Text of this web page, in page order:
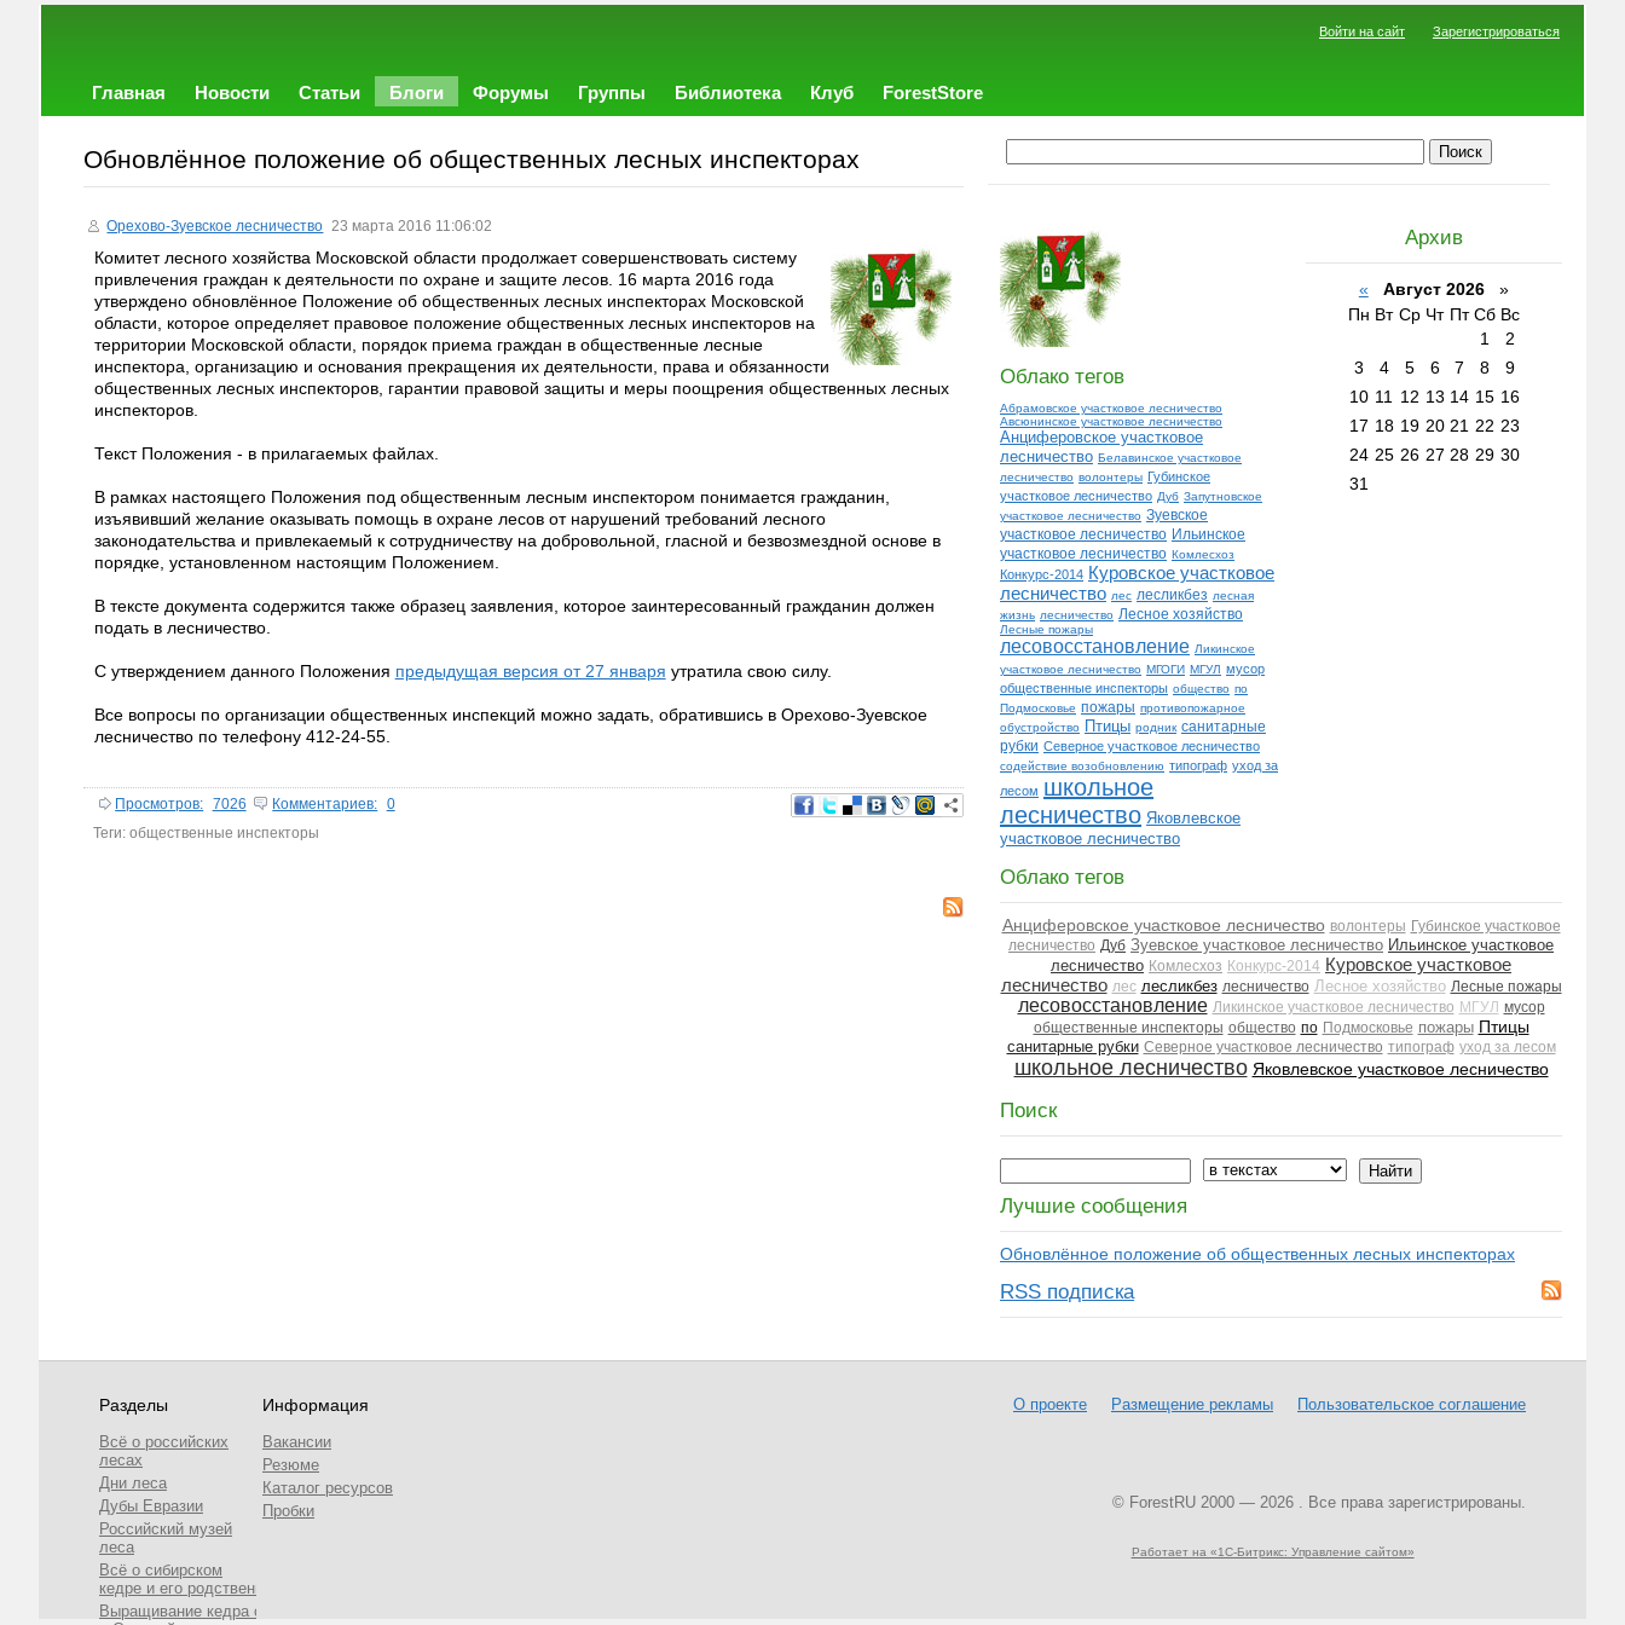
Войти на сайт Зарегистрироваться
Главная Новости Статьи Блоги Форумы Группы Библиотека Клуб ForestStore
Обновлённое положение об общественных лесных инспекторах
Орехово-Зуевское лесничество 23 марта 2016 11:06:02
Комитет лесного хозяйства Московской области продолжает совершенствовать систему
привлечения граждан к деятельности по охране и защите лесов. 16 марта 2016 года
утверждено обновлённое Положение об общественных лесных инспекторах Московской
области, которое определяет правовое положение общественных лесных инспекторов на
территории Московской области, порядок приема граждан в общественные лесные
инспектора, организацию и основания прекращения их деятельности, права и обязанности
общественных лесных инспекторов, гарантии правовой защиты и меры поощрения общественных лесных
инспекторов.
Текст Положения - в прилагаемых файлах.
В рамках настоящего Положения под общественным лесным инспектором понимается гражданин,
изъявивший желание оказывать помощь в охране лесов от нарушений требований лесного
законодательства и привлекаемый к сотрудничеству на добровольной, гласной и безвозмездной основе в
порядке, установленном настоящим Положением.
В тексте документа содержится также образец заявления, которое заинтересованный гражданин должен
подать в лесничество.
С утверждением данного Положения предыдущая версия от 27 января утратила свою силу.
Все вопросы по организации общественных инспекций можно задать, обратившись в Орехово-Зуевское
лесничество по телефону 412-24-55.
Просмотров: 7026 Комментариев: 0
Теги:общественные инспекторы
Облако тегов
Абрамовское участковое лесничество
Авсюнинское участковое лесничество
Анциферовское участковое
лесничество Белавинское участковое
лесничество волонтеры Губинское
участковое лесничество Дуб Запутновское
участковое лесничество Зуевское
участковое лесничество Ильинское
участковое лесничество Комлесхоз
Конкурс-2014 Куровское участковое
лесничество лес лесликбез лесная
жизнь лесничество Лесное хозяйство
Лесные пожары
лесовосстановление Ликинское
участковое лесничество МГОГИ МГУЛ мусор
общественные инспекторы общество по
Подмосковье пожары противопожарное
обустройство Птицы родник санитарные
рубки Северное участковое лесничество
содействие возобновлению типограф уход за
лесом школьное
лесничество Яковлевское
участковое лесничество
Архив
« Август 2026
»
Пн Вт Ср Чт Пт Сб Вс
1
2
3
4 5 6 7 8
9
10 11 12 13 14 15 16
17 18 19 20 21 22 23
24 25 26 27 28 29 30
31
Облако тегов
Анциферовское участковое лесничество волонтеры Губинское участковое
лесничество Дуб Зуевское участковое лесничество Ильинское участковое
лесничество Комлесхоз Конкурс-2014 Куровское участковое
лесничество лес лесликбез лесничество Лесное хозяйство Лесные пожары
лесовосстановление Ликинское участковое лесничество МГУЛ мусор
общественные инспекторы общество по Подмосковье пожары Птицы
санитарные рубки Северное участковое лесничество типограф уход за лесом
школьное лесничество Яковлевское участковое лесничество
Поиск
Лучшие сообщения
Обновлённое положение об общественных лесных инспекторах
RSS подписка
Разделы
Всё о российских
лесах
Дни леса
Дубы Евразии
Российский музей
леса
Всё о сибирском
кедре и его родственниках
Выращивание кедра сибирского
Информация
Вакансии
Резюме
Каталог ресурсов
Пробки
О проекте Размещение рекламы Пользовательское соглашение
© ForestRU 2000 — 2026 . Все права зарегистрированы.
Работает на «1С-Битрикс: Управление сайтом»